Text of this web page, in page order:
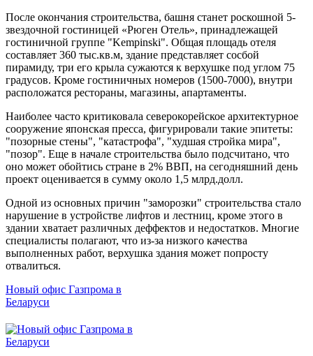
После окончания строительства, башня станет роскошной 5-
звездочной гостиницей «Рюген Отель», принадлежащей
гостиничной группе "Kempinski". Общая площадь отеля
составляет 360 тыс.кв.м, здание представляет сосбой
пирамиду, три его крыла сужаются к верхушке под углом 75
градусов. Кроме гостиничных номеров (1500-7000), внутри
расположатся рестораны, магазины, апартаменты.
Наиболее часто критиковала северокорейское архитектурное
сооружение японская пресса, фигурировали такие эпитеты:
"позорные стены", "катастрофа", "худшая стройка мира",
"позор". Еще в начале строительства было подсчитано, что
оно может обойтись стране в 2% ВВП, на сегодняшний день
проект оценивается в сумму около 1,5 млрд.долл.
Одной из основных причин "заморозки" строительства стало
нарушение в устройстве лифтов и лестниц, кроме этого в
здании хватает различных деффектов и недостатков. Многие
специалисты полагают, что из-за низкого качества
выполненных работ, верхушка здания может попросту
отвалиться.
Новый офис Газпрома в
Беларуси